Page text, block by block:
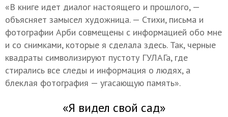
«В книге идет диалог настоящего и прошлого, —
объясняет замысел художница. — Стихи, письма и
фотографии Арби совмещены с информацией обо мне
и со снимками, которые я сделала здесь. Так, черные
квадраты символизируют пустоту ГУЛАГа, где
стирались все следы и информация о людях, а
блеклая фотография — угасающую память».
«Я видел свой сад»